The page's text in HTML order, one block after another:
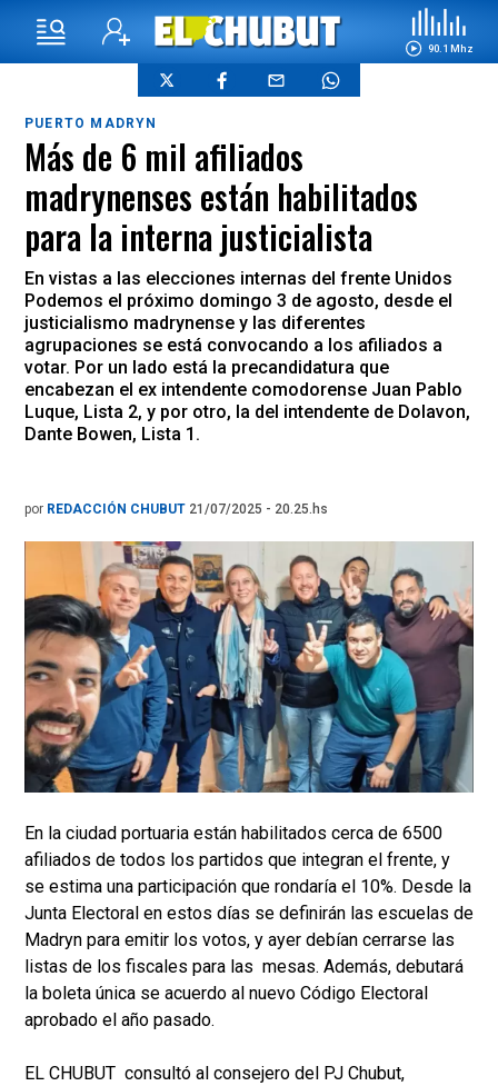
90.1 Mhz
PUERTO MADRYN
Más de 6 mil afiliados
madrynenses están habilitados
para la interna justicialista
En vistas a las elecciones internas del frente Unidos
Podemos el próximo domingo 3 de agosto, desde el
justicialismo madrynense y las diferentes
agrupaciones se está convocando a los afiliados a
votar. Por un lado está la precandidatura que
encabezan el ex intendente comodorense Juan Pablo
Luque, Lista 2, y por otro, la del intendente de Dolavon,
Dante Bowen, Lista 1.
por REDACCIÓN CHUBUT 21/07/2025 - 20.25.hs
En la ciudad portuaria están habilitados cerca de 6500
afiliados de todos los partidos que integran el frente, y
se estima una participación que rondaría el 10%. Desde la
Junta Electoral en estos días se definirán las escuelas de
Madryn para emitir los votos, y ayer debían cerrarse las
listas de los fiscales para las mesas. Además, debutará
la boleta única se acuerdo al nuevo Código Electoral
aprobado el año pasado.
EL CHUBUT consultó al consejero del PJ Chubut,